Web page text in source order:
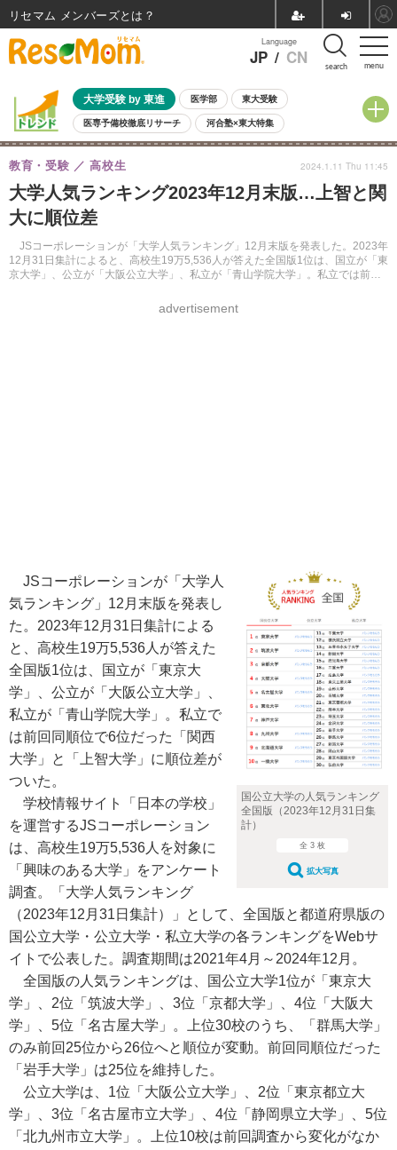
menu
Language
JP / CN search
大学受験 by 東進 医学部 東大受験
医専予備校徹底リサーチ 河合塾×東大特集
親子で考える大学選び 高校受験 中学受験 小学校受験
共通テスト 夏休み
8月開催イベント・WS 全国公立高校 過去問 人気記事
自由研究教材（小学生向け）
大学人気ランキング2023年12月末版…上智と関
大に順位差
JSコーポレーションが「大学人気ランキング」12月末版を発表した。2023年
12月31日集計によると、高校生19万5,536人が答えた全国版1位は、国立が「東
京大学」、公立が「大阪公立大学」、私立が「青山学院大学」。私立では前回
教育・受験 高校生
advertisement
2024.1.11 Thu 11:45
国公立大学の人気ランキング
全国版（2023年12月31日集
計）
全 3 枚
拡大写真
JSコーポレーションが「大学人
気ランキング」12月末版を発表し
た。2023年12月31日集計による
と、高校生19万5,536人が答えた
全国版1位は、国立が「東京大
学」、公立が「大阪公立大学」、
私立が「青山学院大学」。私立で
は前回同順位で6位だった「関西
大学」と「上智大学」に順位差が
ついた。
学校情報サイト「日本の学校」
を運営するJSコーポレーション
は、高校生19万5,536人を対象に
「興味のある大学」をアンケート
調査。「大学人気ランキング
（2023年12月31日集計）」として、全国版と都道府県版の
国公立大学・公立大学・私立大学の各ランキングをWebサ
イトで公表した。調査期間は2021年4月～2024年12月。
全国版の人気ランキングは、国公立大学1位が「東京大
学」、2位「筑波大学」、3位「京都大学」、4位「大阪大
学」、5位「名古屋大学」。上位30校のうち、「群馬大学」
のみ前回25位から26位へと順位が変動。前回同順位だった
「岩手大学」は25位を維持した。
公立大学は、1位「大阪公立大学」、2位「東京都立大
学」、3位「名古屋市立大学」、4位「静岡県立大学」、5位
「北九州市立大学」。上位10校は前回調査から変化がなか
リセマム メンバーズ